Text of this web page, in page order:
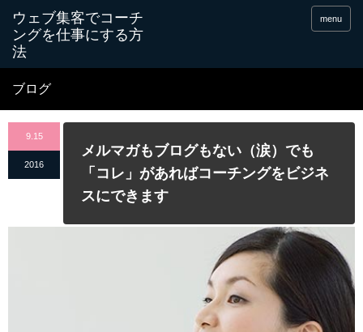
menu
ブログ
9.15
2016
メルマガもブログもない（涙）でも
「コレ」があればコーチングをビジネ
スにできます